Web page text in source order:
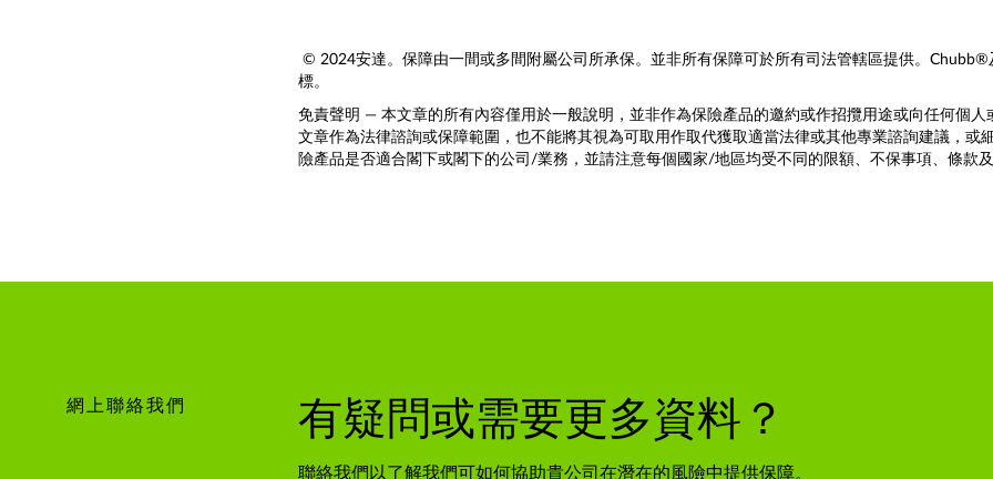
© 2024安達。保障由一間或多間附屬公司所承保。並非所有保障可於所有司法管轄區提供。Chubb®
標。
免責聲明 — 本文章的所有內容僅用於一般說明，並非作為保險產品的邀約或作招攬用途或向任何個
文章作為法律諮詢或保障範圍，也不能將其視為可取用作取代獲取適當法律或其他專業諮詢建議，
險產品是否適合閣下或閣下的公司/業務，並請注意每個國家/地區均受不同的限額、不保事項、條款
網上聯絡我們 有疑問或需要更多資料？
聯絡我們以了解我們可如何協助貴公司在潛在的風險中提供保障。